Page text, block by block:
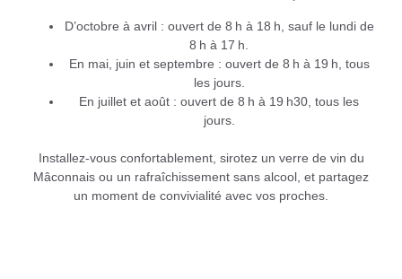
D’octobre à avril: ouvert de 8 h à 18 h, sauf le lundi de
8 h à 17 h.
En mai, juin et septembre : ouvert de 8 h à 19 h, tous
les jours.
En juillet et août : ouvert de 8 h à 19 h30, tous les
jours.
Installez-vous confortablement, sirotez un verre de vin du
Mâconnais ou un rafraîchissement sans alcool, et partagez
un moment de convivialité avec vos proches.